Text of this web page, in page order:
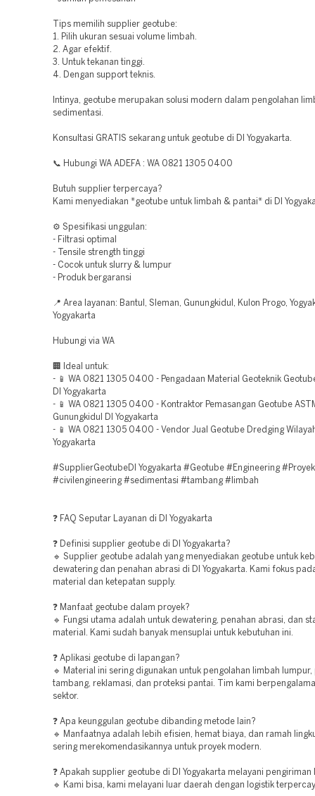
Tips memilih supplier geotube:
1. Pilih ukuran sesuai volume limbah.
2. Agar efektif.
3. Untuk tekanan tinggi.
4. Dengan support teknis.
Intinya, geotube merupakan solusi modern dalam pengolahan
sedimentasi.
Konsultasi GRATIS sekarang untuk geotube di DI Yogyakarta.
📞 Hubungi WA ADEFA : WA 0821 1305 0400
Butuh supplier terpercaya?
Kami menyediakan *geotube untuk limbah & pantai* di DI
⚙️ Spesifikasi unggulan:
- Filtrasi optimal
- Tensile strength tinggi
- Cocok untuk slurry & lumpur
- Produk bergaransi
📍 Area layanan: Bantul, Sleman, Gunungkidul, Kulon Progo,
Yogyakarta
Hubungi via WA
🏢 Ideal untuk:
- 📱 WA 0821 1305 0400 - Pengadaan Material Geoteknik
DI Yogyakarta
- 📱 WA 0821 1305 0400 - Kontraktor Pemasangan Geotube
Gunungkidul DI Yogyakarta
- 📱 WA 0821 1305 0400 - Vendor Jual Geotube Dredging
Yogyakarta
#SupplierGeotubeDI Yogyakarta #Geotube #Engineering
#civilengineering #sedimentasi #tambang #limbah
❓ FAQ Seputar Layanan di DI Yogyakarta
❓ Definisi supplier geotube di DI Yogyakarta?
🔹 Supplier geotube adalah yang menyediakan geotube untuk
dewatering dan penahan abrasi di DI Yogyakarta. Kami fokus
material dan ketepatan supply.
❓ Manfaat geotube dalam proyek?
🔹 Fungsi utama adalah untuk dewatering, penahan abrasi, dan
material. Kami sudah banyak mensuplai untuk kebutuhan ini.
❓ Aplikasi geotube di lapangan?
🔹 Material ini sering digunakan untuk pengolahan limbah lumpur,
tambang, reklamasi, dan proteksi pantai. Tim kami
sektor.
❓ Apa keunggulan geotube dibanding metode lain?
🔹 Manfaatnya adalah lebih efisien, hemat biaya, dan ramah
sering merekomendasikannya untuk proyek modern.
❓ Apakah supplier geotube di DI Yogyakarta melayani pengiriman
🔹 Kami bisa, kami melayani luar daerah dengan logistik